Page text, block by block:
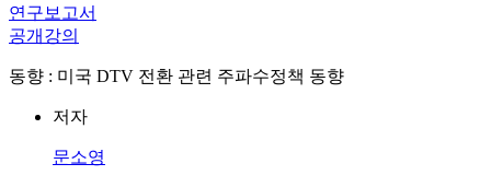
연구보고서
공개강의
동향 : 미국 DTV 전환 관련 주파수정책 동향
저자
문소영